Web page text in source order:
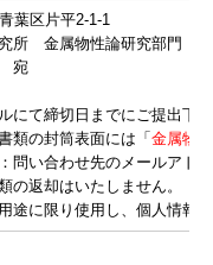
葉区片平2-1-1
所 金属物性論研究部門
宛
にて締切日までにご提出下
類の封筒表面には「 金属物
問い合わせ先のメールアド
の返却はいたしません。
途に限り使用し、個人情報